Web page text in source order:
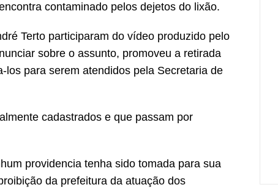
contaminado pelos dejetos do lixão.
Terto participaram do vídeo produzido pelo
sobre o assunto, promoveu a retirada
para serem atendidos pela Secretaria de
cadastrados e que passam por
providencia tenha sido tomada para sua
da prefeitura da atuação dos